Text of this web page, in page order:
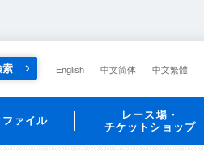
索 English 中文简体 中文繁體
ァイル
レース場・
チケットショップ